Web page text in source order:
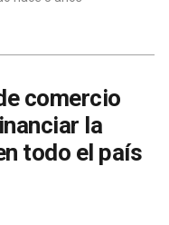
comercio
la
todo el país